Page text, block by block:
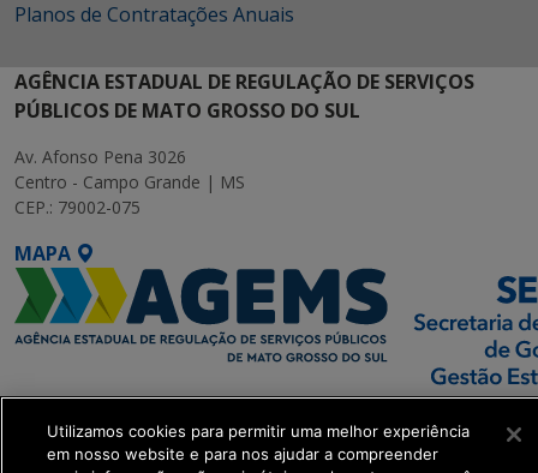
Planos de Contratações Anuais
AGÊNCIA ESTADUAL DE REGULAÇÃO DE SERVIÇOS
PÚBLICOS DE MATO GROSSO DO SUL
Av. Afonso Pena 3026
Centro - Campo Grande | MS
CEP.: 79002-075
MAPA
SETDIG | Secretaria-
Executiva de
Utilizamos cookies para permitir uma melhor experiência
em nosso website e para nos ajudar a compreender